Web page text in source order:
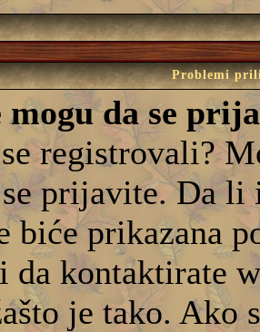
Problemi
mogu da se
registrovali?
prijavite. Da li
biće prikazana
da kontaktirate
je tako. Ako